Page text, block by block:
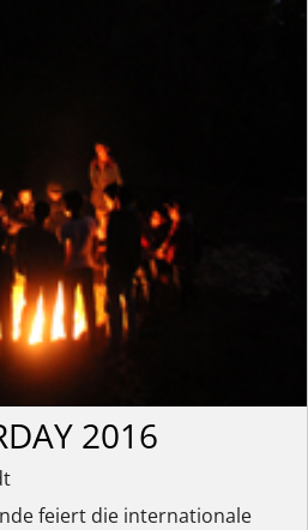
2016
feiert die internationale